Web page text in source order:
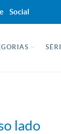
lado
Social